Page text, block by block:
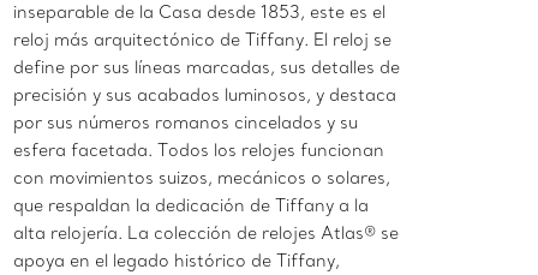
inseparable de la Casa desde 1853, este es el
reloj más arquitectónico de Tiffany. El reloj se
define por sus líneas marcadas, sus detalles de
precisión y sus acabados luminosos, y destaca
por sus números romanos cincelados y su
esfera facetada. Todos los relojes funcionan
con movimientos suizos, mecánicos o solares,
que respaldan la dedicación de Tiffany a la
alta relojería. La colección de relojes Atlas® se
apoya en el legado histórico de Tiffany,